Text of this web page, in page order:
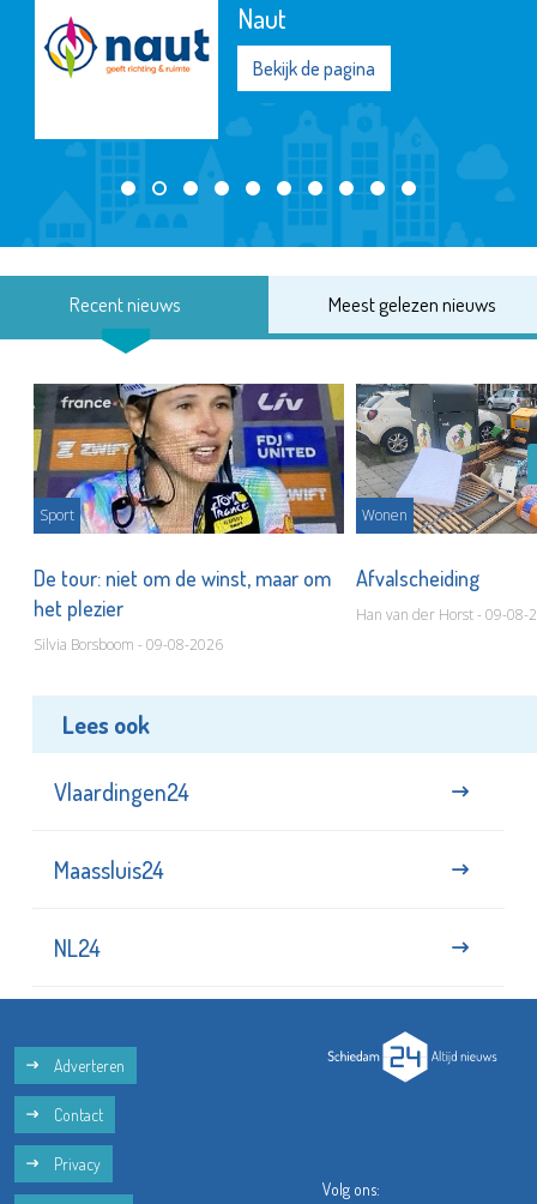
Naut
Bekijk de pagina
Recent nieuws Meest gelezen nieuws
Sport
De tour: niet om de winst, maar om
het plezier
Silvia Borsboom - 09-08-2026
Wonen
Afvalscheiding
Han van der Horst - 09-08-
Lees ook
Vlaardingen24
Maassluis24
NL24
Adverteren
Contact
Privacy
Volg ons: